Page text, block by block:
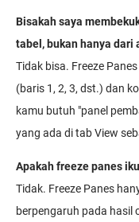
Bisakah saya
tabel, bukan hanya dari
Tidak bisa. Freeze
(baris 1, 2, 3, dst.) dan
kamu butuh "panel
yang ada di tab View
Apakah freeze panes
Tidak. Freeze Panes
berpengaruh pada hasil